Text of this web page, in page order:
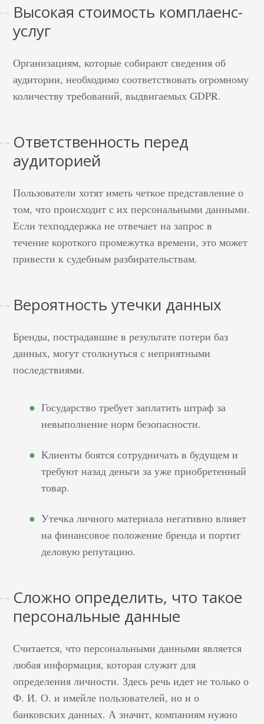
Высокая стоимость комплаенс-
услуг
Организациям, которые собирают сведения об
аудитории, необходимо соответствовать огромному
количеству требований, выдвигаемых GDPR.
Ответственность перед
аудиторией
Пользователи хотят иметь четкое представление о
том, что происходит с их персональными данными.
Если техподдержка не отвечает на запрос в
течение короткого промежутка времени, это может
привести к судебным разбирательствам.
Вероятность утечки данных
Бренды, пострадавшие в результате потери баз
данных, могут столкнуться с неприятными
последствиями.
Государство требует заплатить штраф за
невыполнение норм безопасности.
Клиенты боятся сотрудничать в будущем и
требуют назад деньги за уже приобретенный
товар.
Утечка личного материала негативно влияет
на финансовое положение бренда и портит
деловую репутацию.
Сложно определить, что такое
персональные данные
Считается, что персональными данными является
любая информация, которая служит для
определения личности. Здесь речь идет не только о
Ф. И. О. и имейле пользователей, но и о
банковских данных. А значит, компаниям нужно